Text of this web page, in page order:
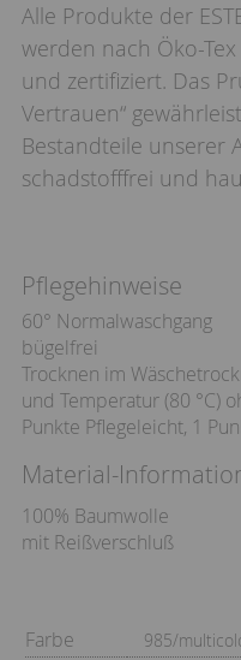
Alle Produkte der
werden nach Öko-
und zertifiziert. Das
Vertrauen“
Bestandteile unserer
schadstofffrei und
Pflegehinweise
60° Normalwaschgang
bügelfrei
Trocknen im
und Temperatur (80 °C)
Punkte Pflegeleicht, 1
Material-
100% Baumwolle
mit Reißverschluß
Farbe 985/